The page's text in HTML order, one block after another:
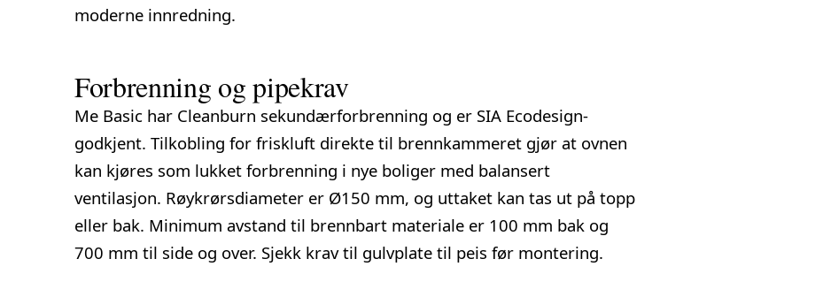
moderne innredning.
Forbrenning og pipekrav
Me Basic har Cleanburn sekundærforbrenning og er SIA Ecodesign-
godkjent. Tilkobling for friskluft direkte til brennkammeret gjør at ovnen
kan kjøres som lukket forbrenning i nye boliger med balansert
ventilasjon. Røykrørsdiameter er Ø150 mm, og uttaket kan tas ut på topp
eller bak. Minimum avstand til brennbart materiale er 100 mm bak og
700 mm til side og over. Sjekk krav til gulvplate til peis før montering.